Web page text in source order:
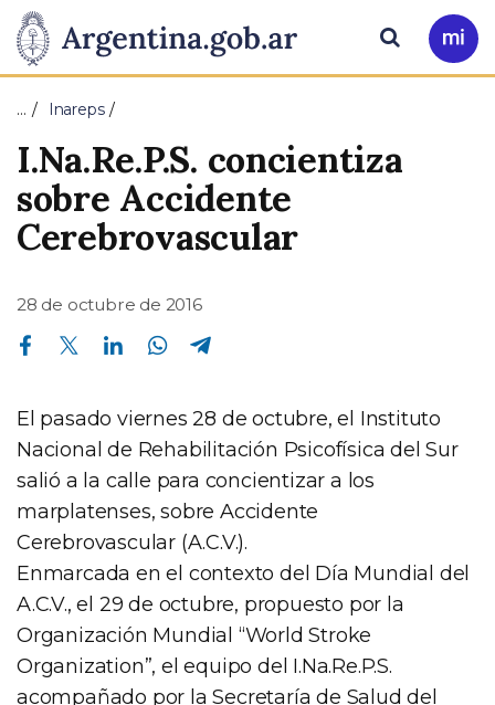
Presidencia
de
la
Nación
Pasar al contenido principal
Ir
a
Buscar
… Inareps
I.Na.Re.P.S. concientiza
sobre Accidente
Cerebrovascular
28 de octubre de 2016
Compartir en Facebook Compartir en Twitter Compartir en Linkedin Compartir en Whatsapp
El pasado viernes 28 de octubre, el Instituto
Nacional de Rehabilitación Psicofísica del Sur
salió a la calle para concientizar a los
marplatenses, sobre Accidente
Cerebrovascular (A.C.V.).
Enmarcada en el contexto del Día Mundial del
A.C.V., el 29 de octubre, propuesto por la
Organización Mundial “World Stroke
Organization”, el equipo del I.Na.Re.P.S.
acompañado por la Secretaría de Salud del